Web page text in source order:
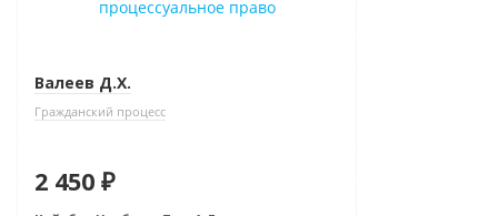
Валеев Д.Х.
Гражданский процесс
2 450 ₽